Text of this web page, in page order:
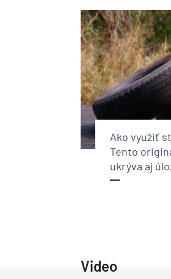
Ako využiť
Tento
ukrýva aj
Video